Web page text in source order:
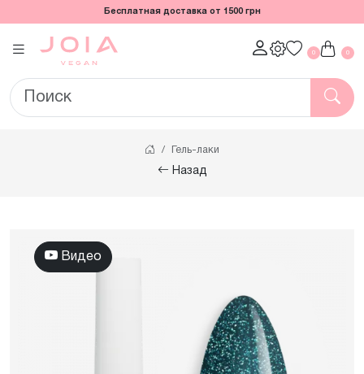
Бесплатная доставка от 1500 грн
0 0
Гель-лаки
Назад
Видео